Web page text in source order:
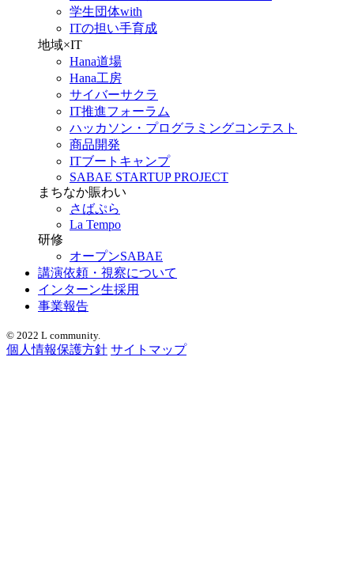
学生団体with
ITの担い手育成
地域×IT
Hana道場
Hana工房
サイバーサクラ
IT推進フォーラム
ハッカソン・プログラミングコンテスト
商品開発
ITブートキャンプ
SABAE STARTUP PROJECT
まちなか賑わい
さばぷら
La Tempo
研修
オープンSABAE
講演依頼・視察について
インターン生採用
事業報告
© 2022 L community.
個人情報保護方針 サイトマップ